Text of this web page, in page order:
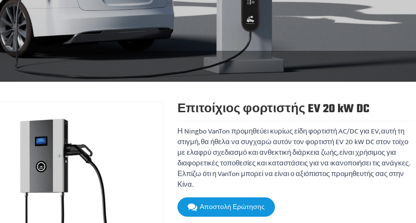
Επιτοίχιος φορτιστής EV 20 kW DC
Η Ningbo VanTon προμηθεύει κυρίως είδη φορτιστή AC/DC για EV, αυτή τη
στιγμή, θα ήθελα να συγχαρώ αυτόν τον φορτιστή EV 20 kW DC στον τοίχο
με ελαφρύ σχεδιασμό και ανθεκτική διάρκεια ζωής, είναι χρήσιμος για
διαφορετικές τοποθεσίες και καταστάσεις για να ικανοποιήσει τις ανάγκες.
Ελπίζω ότι η VanTon μπορεί να είναι ο αξιόπιστος προμηθευτής σας στην
Κίνα.
Αποστολή Ερώτησης